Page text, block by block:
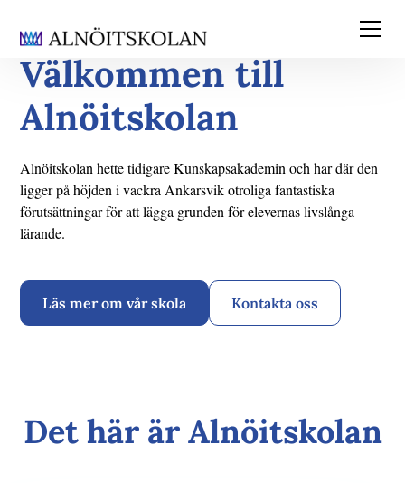
Välkommen till
Alnöitskolan
Alnöitskolan hette tidigare Kunskapsakademin och har där den
ligger på höjden i vackra Ankarsvik otroliga fantastiska
förutsättningar för att lägga grunden för elevernas livslånga
lärande.
Läs mer om vår skola Kontakta oss
Det här är Alnöitskolan